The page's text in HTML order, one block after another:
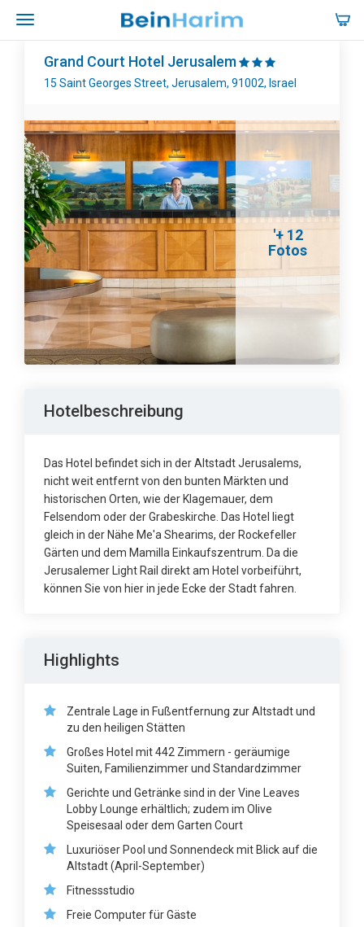
Grand Court Hotel Jerusalem
15 Saint Georges Street, Jerusalem, 91002, Israel
'+ 12
Fotos
Hotelbeschreibung
Das Hotel befindet sich in der Altstadt Jerusalems,
nicht weit entfernt von den bunten Märkten und
historischen Orten, wie der Klagemauer, dem
Felsendom oder der Grabeskirche. Das Hotel liegt
gleich in der Nähe Me'a Shearims, der Rockefeller
Gärten und dem Mamilla Einkaufszentrum. Da die
Jerusalemer Light Rail direkt am Hotel vorbeiführt,
können Sie von hier in jede Ecke der Stadt fahren.
Highlights
Zentrale Lage in Fußentfernung zur Altstadt und
zu den heiligen Stätten
Großes Hotel mit 442 Zimmern - geräumige
Suiten, Familienzimmer und Standardzimmer
Gerichte und Getränke sind in der Vine Leaves
Lobby Lounge erhältlich; zudem im Olive
Speisesaal oder dem Garten Court
Luxuriöser Pool und Sonnendeck mit Blick auf die
Altstadt (April-September)
Fitnessstudio
Freie Computer für Gäste